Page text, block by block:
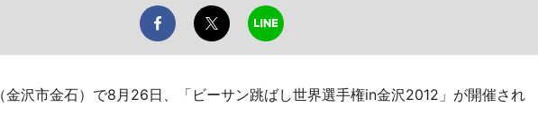
沢市金石）で8月26日、「ビーサン跳ばし世界選手権in金沢2012」が開催され